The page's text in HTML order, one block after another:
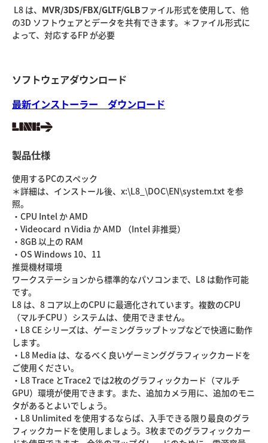
L8 は、 MVR/3DS/FBX/GLTF/GLBファイル形式を使用して、他
の3D ソフトウェアとデータを共有できます。＊ファイル形式に
よって、対応するFP が必要
ソフトウェアダウンロード
最新インストーラー ダウンロード
製品仕様
使用するPCのスペック
＊詳細は、インストール後、x:\L8_\DOC\EN\system.txt を参
照。
・CPU Intel か AMD
・Videocard ｎVidia か AMD （Intel 非推奨）
・8GB 以上の RAM
・OS Windows 10、11
推奨機材環境
ワークステーションから標準的なパソコンまで、L8 は動作可能
です。
L8 は、8 コア以上のCPU に最適化されています。複数のCPU
（マルチCPU ）システムは、使用できません。
・L8 CE シリーズは、ゲーミングラップトップなどで快適に動作
します。
・L8 Media は、なるべく良いゲーミンググラフィックカードを
ご使用ください。
・L8 Trace とTrace2 では2枚のグラフィックカード（マルチ
GPU）環境が使用できます。また、追加カメラ用に、追加のモニ
タがあるとよいでしょう。
・L8 Unlimited を使用するならば、入手できる限り最良のグラ
フィックカードを使用しましょう。3枚までのグラフィックカー